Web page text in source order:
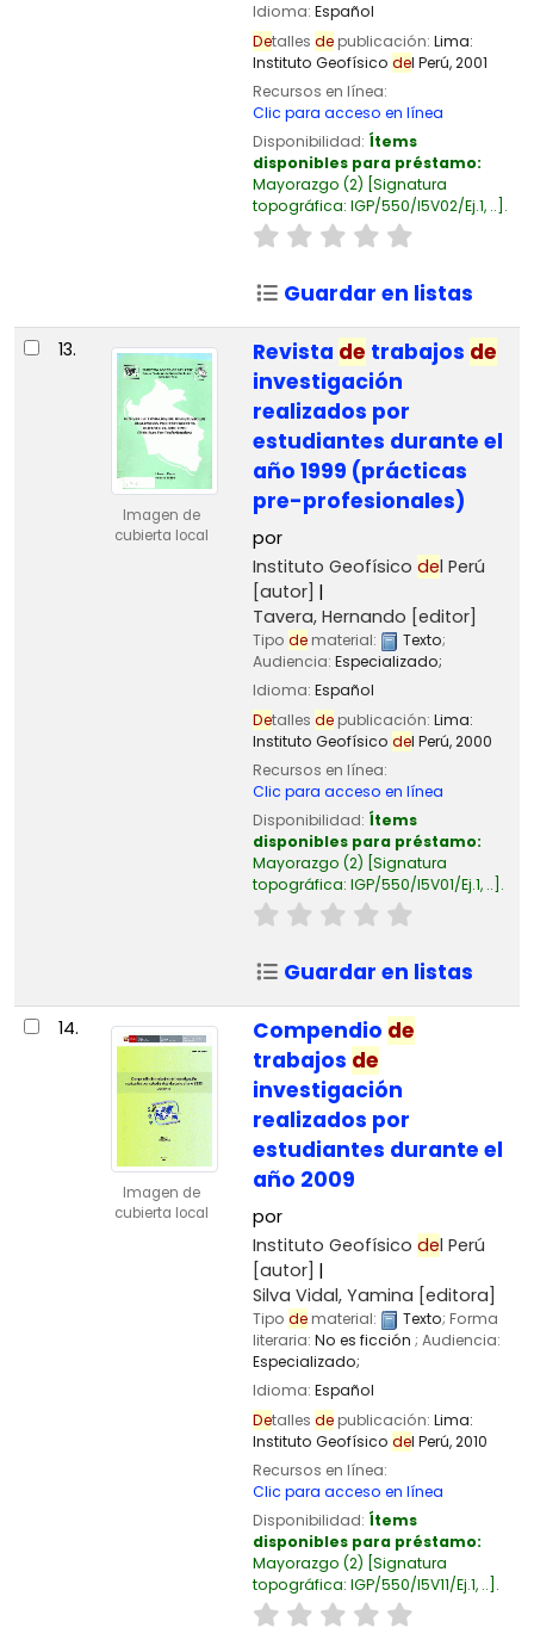
Idioma: Español
Detalles depublicación: Lima:
Instituto Geofísico del Perú,2001
Recursos en línea:
Clic para acceso en línea
Disponibilidad: Ítems
disponibles para préstamo:
Mayorazgo (2) Signatura
topográfica: IGP/550/I5V02/Ej.1, .. .
Guardar en listas
13.
Imagen de
cubierta local
Revista de trabajos de
investigación
realizados por
estudiantes durante el
año 1999 (prácticas
pre-profesionales)
por
Instituto Geofísico del Perú
[autor]
Tavera, Hernando [editor]
Tipo dematerial: Texto;
Audiencia: Especializado;
Idioma: Español
Detalles depublicación: Lima:
Instituto Geofísico del Perú,2000
Recursos en línea:
Clic para acceso en línea
Disponibilidad: Ítems
disponibles para préstamo:
Mayorazgo (2) Signatura
topográfica: IGP/550/I5V01/Ej.1, .. .
Guardar en listas
14.
Imagen de
cubierta local
Compendio de
trabajos de
investigación
realizados por
estudiantes durante el
año 2009
por
Instituto Geofísico del Perú
[autor]
Silva Vidal, Yamina [editora]
Tipo dematerial: Texto; Forma
literaria: No es ficción ; Audiencia:
Especializado;
Idioma: Español
Detalles depublicación: Lima:
Instituto Geofísico del Perú,2010
Recursos en línea:
Clic para acceso en línea
Disponibilidad: Ítems
disponibles para préstamo:
Mayorazgo (2) Signatura
topográfica: IGP/550/I5V11/Ej.1, .. .